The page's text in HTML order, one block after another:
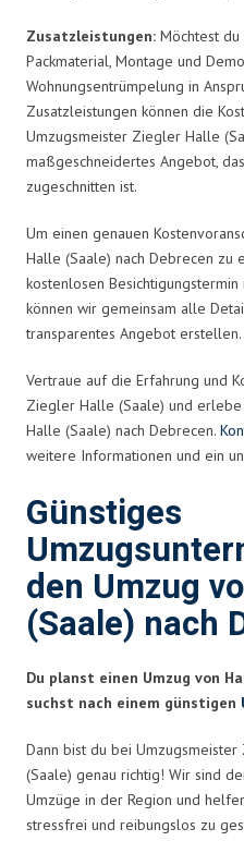
Zusatzleistungen: Möchtest
Packmaterial, Montage und
Wohnungsentrümpelung in
Zusatzleistungen können die
Umzugsmeister Ziegler Halle
maßgeschneidertes Angebot,
zugeschnitten ist.
Um einen genauen
Halle (Saale) nach Debrecen zu
kostenlosen
können wir gemeinsam alle
transparentes Angebot erstellen.
Vertraue auf die Erfahrung und
Ziegler Halle (Saale) und
Halle (Saale) nach Debrecen.
weitere Informationen und ein
Günstiges
den Umzug
(Saale) nach
Du planst einen Umzug von
suchst nach einem günstigen
Dann bist du bei
(Saale) genau richtig! Wir sind
Umzüge in der Region und
stressfrei und reibungslos zu